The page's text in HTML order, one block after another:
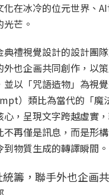
化在冰冷的位元世界、
芒。
禮視覺設計的設計團
也企画共同創作，以
並以「咒語造物」為視
）類比為當代的「魔
心，呈現文字跨越虛實
再僅是訊息，而是形
物質生成的轉譯瞬間。